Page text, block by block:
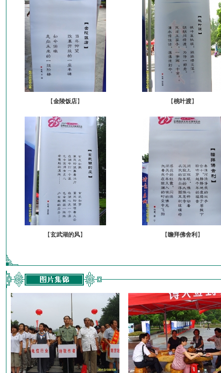
【金陵饭店】 【桃叶渡】
【玄武湖的风】 【 瞻拜佛舍利 】